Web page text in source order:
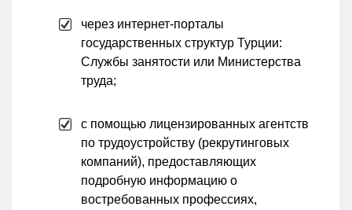
через интернет-порталы
государственных структур Турции:
Службы занятости или Министерства
труда;
с помощью лицензированных агентств
по трудоустройству (рекрутинговых
компаний), предоставляющих
подробную информацию о
востребованных профессиях,